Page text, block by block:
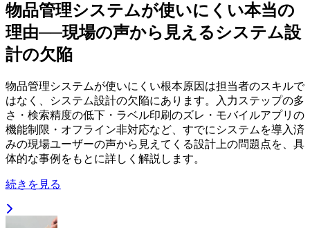
物品管理システムが使いにくい本当の
理由──現場の声から見えるシステム設
計の欠陥
物品管理システムが使いにくい根本原因は担当者のスキルで
はなく、システム設計の欠陥にあります。入力ステップの多
さ・検索精度の低下・ラベル印刷のズレ・モバイルアプリの
機能制限・オフライン非対応など、すでにシステムを導入済
みの現場ユーザーの声から見えてくる設計上の問題点を、具
体的な事例をもとに詳しく解説します。
続きを見る